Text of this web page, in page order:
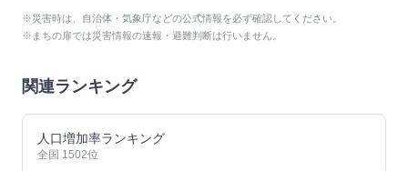
※災害時は、自治体・気象庁などの公式情報を必ず確認してください。
※まちの扉では災害情報の速報・避難判断は行いません。
関連ランキング
人口増加率ランキング
全国 1502位